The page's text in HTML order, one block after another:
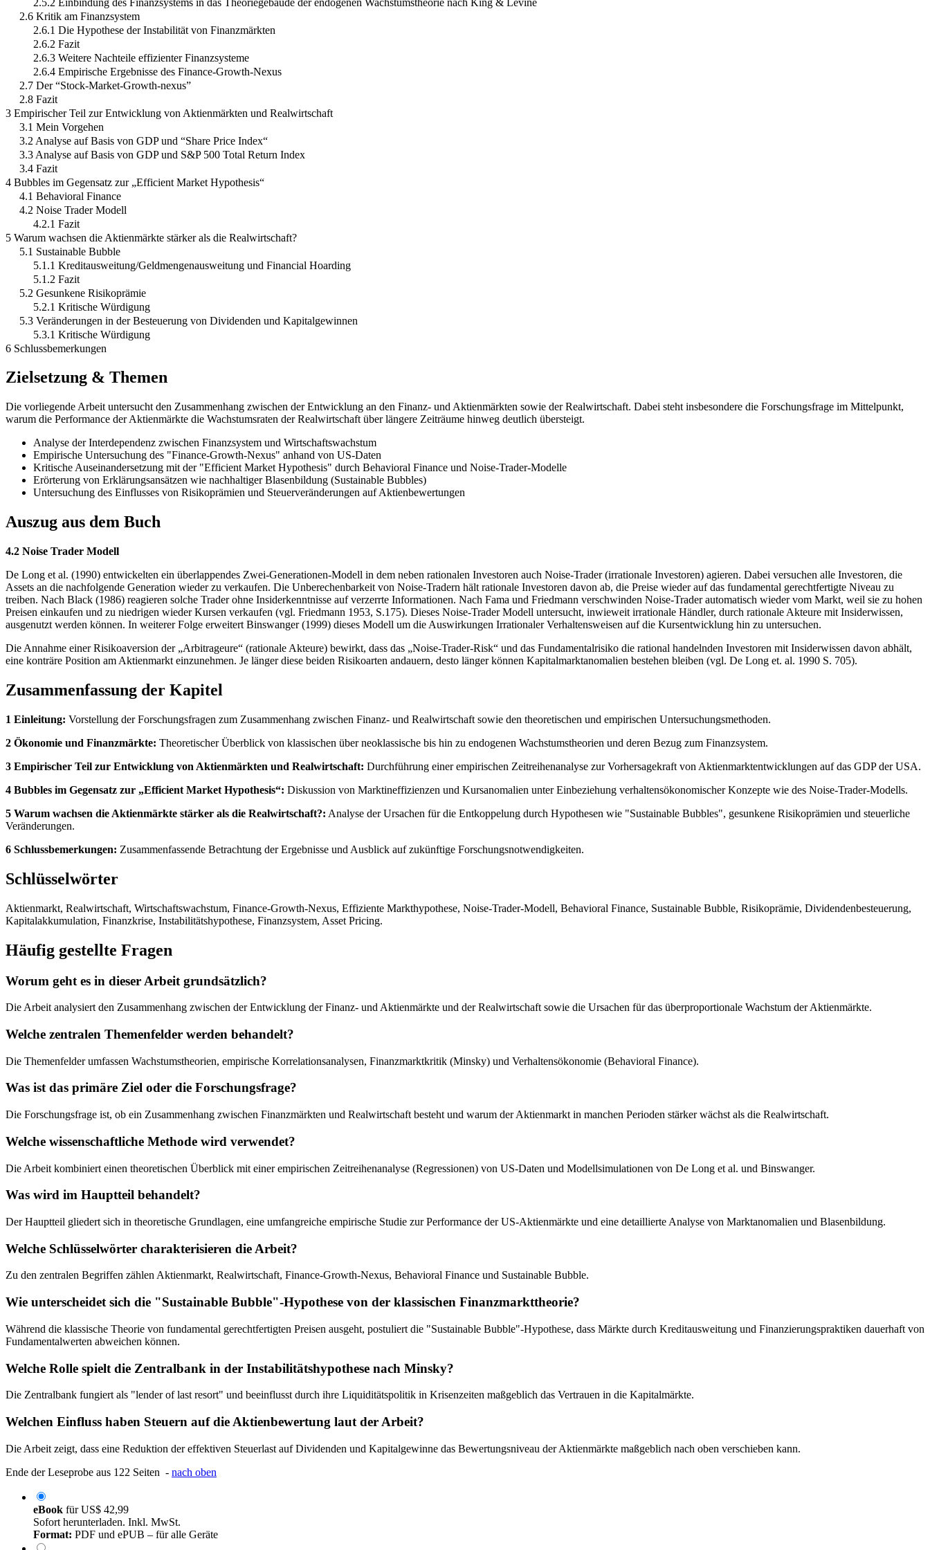
2.6 Kritik am Finanzsystem
2.6.1 Die Hypothese der Instabilität von Finanzmärkten
2.6.2 Fazit
2.6.3 Weitere Nachteile effizienter Finanzsysteme
2.6.4 Empirische Ergebnisse des Finance-Growth-Nexus
2.7 Der “Stock-Market-Growth-nexus”
2.8 Fazit
3 Empirischer Teil zur Entwicklung von Aktienmärkten und Realwirtschaft
3.1 Mein Vorgehen
3.2 Analyse auf Basis von GDP und “Share Price Index“
3.3 Analyse auf Basis von GDP und S&P 500 Total Return Index
3.4 Fazit
4 Bubbles im Gegensatz zur „Efficient Market Hypothesis“
4.1 Behavioral Finance
4.2 Noise Trader Modell
4.2.1 Fazit
5 Warum wachsen die Aktienmärkte stärker als die Realwirtschaft?
5.1 Sustainable Bubble
5.1.1 Kreditausweitung/Geldmengenausweitung und Financial Hoarding
5.1.2 Fazit
5.2 Gesunkene Risikoprämie
5.2.1 Kritische Würdigung
5.3 Veränderungen in der Besteuerung von Dividenden und Kapitalgewinnen
5.3.1 Kritische Würdigung
6 Schlussbemerkungen
Zielsetzung & Themen
Die vorliegende Arbeit untersucht den Zusammenhang zwischen der Entwicklung an den Finanz- und Aktienmärkten sowie der Realwirtschaft. Dabei steht insbesondere die Forschungsfrage im Mittelpunkt,
warum die Performance der Aktienmärkte die Wachstumsraten der Realwirtschaft über längere Zeiträume hinweg deutlich übersteigt.
Analyse der Interdependenz zwischen Finanzsystem und Wirtschaftswachstum
Empirische Untersuchung des "Finance-Growth-Nexus" anhand von US-Daten
Kritische Auseinandersetzung mit der "Efficient Market Hypothesis" durch Behavioral Finance und Noise-Trader-Modelle
Erörterung von Erklärungsansätzen wie nachhaltiger Blasenbildung (Sustainable Bubbles)
Untersuchung des Einflusses von Risikoprämien und Steuerveränderungen auf Aktienbewertungen
Auszug aus dem Buch
4.2 Noise Trader Modell
De Long et al. (1990) entwickelten ein überlappendes Zwei-Generationen-Modell in dem neben rationalen Investoren auch Noise-Trader (irrationale Investoren) agieren. Dabei versuchen alle Investoren, die
Assets an die nachfolgende Generation wieder zu verkaufen. Die Unberechenbarkeit von Noise-Tradern hält rationale Investoren davon ab, die Preise wieder auf das fundamental gerechtfertigte Niveau zu
treiben. Nach Black (1986) reagieren solche Trader ohne Insiderkenntnisse auf verzerrte Informationen. Nach Fama und Friedmann verschwinden Noise-Trader automatisch wieder vom Markt, weil sie zu hohen
Preisen einkaufen und zu niedrigen wieder Kursen verkaufen (vgl. Friedmann 1953, S.175). Dieses Noise-Trader Modell untersucht, inwieweit irrationale Händler, durch rationale Akteure mit Insiderwissen,
ausgenutzt werden können. In weiterer Folge erweitert Binswanger (1999) dieses Modell um die Auswirkungen Irrationaler Verhaltensweisen auf die Kursentwicklung hin zu untersuchen.
Die Annahme einer Risikoaversion der „Arbitrageure“ (rationale Akteure) bewirkt, dass das „Noise-Trader-Risk“ und das Fundamentalrisiko die rational handelnden Investoren mit Insiderwissen davon abhält,
eine konträre Position am Aktienmarkt einzunehmen. Je länger diese beiden Risikoarten andauern, desto länger können Kapitalmarktanomalien bestehen bleiben (vgl. De Long et. al. 1990 S. 705).
Zusammenfassung der Kapitel
1 Einleitung: Vorstellung der Forschungsfragen zum Zusammenhang zwischen Finanz- und Realwirtschaft sowie den theoretischen und empirischen Untersuchungsmethoden.
2 Ökonomie und Finanzmärkte: Theoretischer Überblick von klassischen über neoklassische bis hin zu endogenen Wachstumstheorien und deren Bezug zum Finanzsystem.
3 Empirischer Teil zur Entwicklung von Aktienmärkten und Realwirtschaft: Durchführung einer empirischen Zeitreihenanalyse zur Vorhersagekraft von Aktienmarktentwicklungen auf das GDP der USA.
4 Bubbles im Gegensatz zur „Efficient Market Hypothesis“: Diskussion von Marktineffizienzen und Kursanomalien unter Einbeziehung verhaltensökonomischer Konzepte wie des Noise-Trader-Modells.
5 Warum wachsen die Aktienmärkte stärker als die Realwirtschaft?: Analyse der Ursachen für die Entkoppelung durch Hypothesen wie "Sustainable Bubbles", gesunkene Risikoprämien und steuerliche
Veränderungen.
6 Schlussbemerkungen: Zusammenfassende Betrachtung der Ergebnisse und Ausblick auf zukünftige Forschungsnotwendigkeiten.
Schlüsselwörter
Aktienmarkt, Realwirtschaft, Wirtschaftswachstum, Finance-Growth-Nexus, Effiziente Markthypothese, Noise-Trader-Modell, Behavioral Finance, Sustainable Bubble, Risikoprämie, Dividendenbesteuerung,
Kapitalakkumulation, Finanzkrise, Instabilitätshypothese, Finanzsystem, Asset Pricing.
Häufig gestellte Fragen
Worum geht es in dieser Arbeit grundsätzlich?
Die Arbeit analysiert den Zusammenhang zwischen der Entwicklung der Finanz- und Aktienmärkte und der Realwirtschaft sowie die Ursachen für das überproportionale Wachstum der Aktienmärkte.
Welche zentralen Themenfelder werden behandelt?
Die Themenfelder umfassen Wachstumstheorien, empirische Korrelationsanalysen, Finanzmarktkritik (Minsky) und Verhaltensökonomie (Behavioral Finance).
Was ist das primäre Ziel oder die Forschungsfrage?
Die Forschungsfrage ist, ob ein Zusammenhang zwischen Finanzmärkten und Realwirtschaft besteht und warum der Aktienmarkt in manchen Perioden stärker wächst als die Realwirtschaft.
Welche wissenschaftliche Methode wird verwendet?
Die Arbeit kombiniert einen theoretischen Überblick mit einer empirischen Zeitreihenanalyse (Regressionen) von US-Daten und Modellsimulationen von De Long et al. und Binswanger.
Was wird im Hauptteil behandelt?
Der Hauptteil gliedert sich in theoretische Grundlagen, eine umfangreiche empirische Studie zur Performance der US-Aktienmärkte und eine detaillierte Analyse von Marktanomalien und Blasenbildung.
Welche Schlüsselwörter charakterisieren die Arbeit?
Zu den zentralen Begriffen zählen Aktienmarkt, Realwirtschaft, Finance-Growth-Nexus, Behavioral Finance und Sustainable Bubble.
Wie unterscheidet sich die "Sustainable Bubble"-Hypothese von der klassischen Finanzmarkttheorie?
Während die klassische Theorie von fundamental gerechtfertigten Preisen ausgeht, postuliert die "Sustainable Bubble"-Hypothese, dass Märkte durch Kreditausweitung und Finanzierungspraktiken dauerhaft von
Fundamentalwerten abweichen können.
Welche Rolle spielt die Zentralbank in der Instabilitätshypothese nach Minsky?
Die Zentralbank fungiert als "lender of last resort" und beeinflusst durch ihre Liquiditätspolitik in Krisenzeiten maßgeblich das Vertrauen in die Kapitalmärkte.
Welchen Einfluss haben Steuern auf die Aktienbewertung laut der Arbeit?
Die Arbeit zeigt, dass eine Reduktion der effektiven Steuerlast auf Dividenden und Kapitalgewinne das Bewertungsniveau der Aktienmärkte maßgeblich nach oben verschieben kann.
Ende der Leseprobe aus 122 Seiten - nach oben
eBook fürUS$ 42,99
Sofort herunterladen. Inkl. MwSt.
Format: PDF und ePUB – für alle Geräte